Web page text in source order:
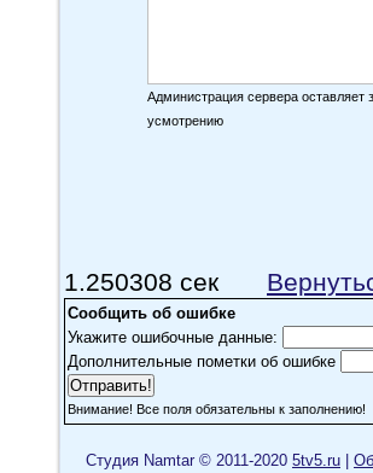
Администрация сервера оставляет
усмотрению
1.250308 сек
Сообщить об ошибке
Укажите ошибочные данные:
Дополнительные пометки об ошибке
Внимание! Все поля обязательны к заполнению!
Cтудия Namtar © 2011-2020 5tv5.ru